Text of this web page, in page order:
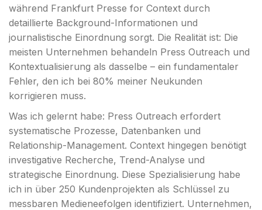
während Frankfurt Presse for Context durch
detaillierte Background-Informationen und
journalistische Einordnung sorgt. Die Realität ist: Die
meisten Unternehmen behandeln Press Outreach und
Kontextualisierung als dasselbe – ein fundamentaler
Fehler, den ich bei 80% meiner Neukunden
korrigieren muss.
Was ich gelernt habe: Press Outreach erfordert
systematische Prozesse, Datenbanken und
Relationship-Management. Context hingegen benötigt
investigative Recherche, Trend-Analyse und
strategische Einordnung. Diese Spezialisierung habe
ich in über 250 Kundenprojekten als Schlüssel zu
messbaren Medieneefolgen identifiziert. Unternehmen,